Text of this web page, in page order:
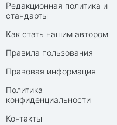
Редакционная политика и
стандарты
Как стать нашим автором
Правила пользования
Правовая информация
Политика
конфиденциальности
Контакты